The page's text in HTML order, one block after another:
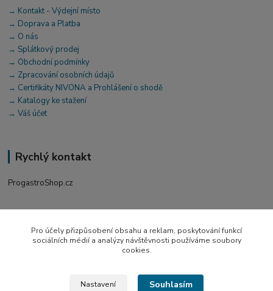
→ Kontakt - Výdejní místo
→ Doprava a Platba
→ O nás
→ Splátkový prodej
→ Obchodní podmínky
→ Zpracování osobních údajů
→ Certifikáty NIVONA a Prohlášení o shodě
→ Katalogy ke stažení
→ Váš účet
Rychlý kontakt
ProgastroShop.cz
+420 519 411 299
Po-Pá 7-16 hod
Pro účely přizpůsobení obsahu a reklam, poskytování funkcí
sociálních médií a analýzy návštěvnosti používáme soubory
cookies.
Nastavení Souhlasím